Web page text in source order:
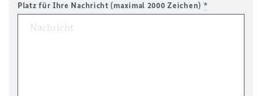
Platz für Ihre Nachricht (maximal 2000 Zeichen) *